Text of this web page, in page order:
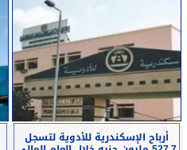
أرباح الإسكندرية للأدوية لتسجل